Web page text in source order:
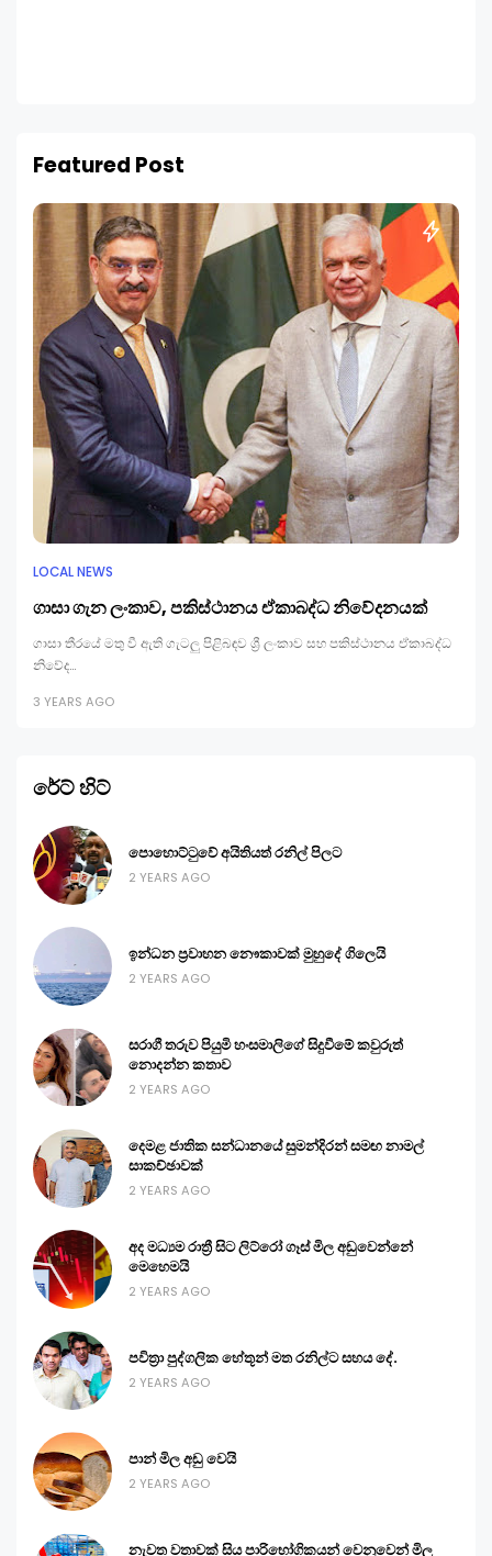
Featured Post
LOCAL NEWS
ගාසා ගැන ලංකාව, පකිස්ථානය ඒකාබද්ධ නිවේදනයක්
ගාසා තීරයේ මතු වී ඇති ගැටලු පිළිබඳව ශ්‍රී ලංකාව සහ පකිස්ථානය ඒකාබද්ධ
නිවේද…
3 YEARS AGO
රේට් හිට්
පොහොට්ටුවේ අයිතියත් රනිල් පිලට
2 YEARS AGO
ඉන්ධන ප්‍රවාහන නෞකාවක් මුහුදේ ගිලෙයි
2 YEARS AGO
සරාගී තරුව පියුමි හංසමාලිගේ සිදුවීමේ කවුරුත්
නොදන්න කතාව
2 YEARS AGO
දෙමළ ජාතික සන්ධානයේ සුමන්දිරන් සමඟ නාමල්
සාකච්ඡාවක්
2 YEARS AGO
අද මධ්‍යම රාත්‍රී සිට ලිට්රෝ ගෑස් මිල අඩුවෙන්නේ
මෙහෙමයි
2 YEARS AGO
පවිත්‍රා පුද්ගලික හේතූන් මත රනිල්ට සහය දේ.
2 YEARS AGO
පාන් මිල අඩු වෙයි
2 YEARS AGO
නැවත වතාවක් සිය පාරිභෝගිකයන් වෙනුවෙන් මිල